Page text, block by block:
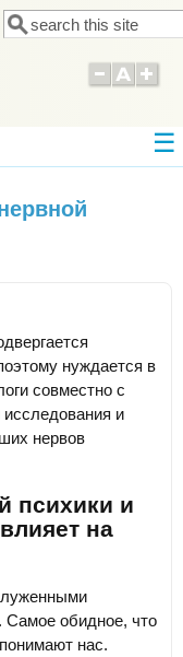
Форма поиска
Поиск
нуждается в
совместно с
и
нервов
психики и
на
Самое обидное, что
нас.